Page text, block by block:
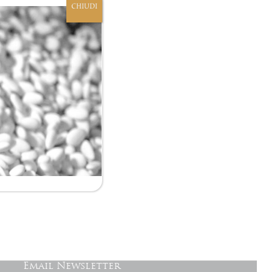
Email Newsletter
CHIUDI